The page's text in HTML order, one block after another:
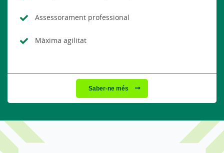
Assessorament professional
Màxima agilitat
Saber-ne més